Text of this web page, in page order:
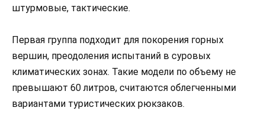
штурмовые, тактические.
Первая группа подходит для покорения горных
вершин, преодоления испытаний в суровых
климатических зонах. Такие модели по объему не
превышают 60 литров, считаются облегченными
вариантами туристических рюкзаков.